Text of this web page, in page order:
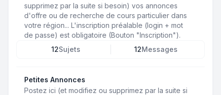
supprimez par la suite si besoin) vos annonces
d'offre ou de recherche de cours particulier dans
votre région... L'inscription préalable (login + mot
de passe) est obligatoire (Bouton "Inscription").
12Sujets 12Messages
Petites Annonces
Postez ici (et modifiez ou supprimez par la suite si